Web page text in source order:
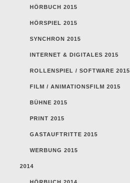
HÖRBUCH 2015
HÖRSPIEL 2015
SYNCHRON 2015
INTERNET & DIGITALES 2015
ROLLENSPIEL / SOFTWARE 2015
FILM / ANIMATIONSFILM 2015
BÜHNE 2015
PRINT 2015
GASTAUFTRITTE 2015
WERBUNG 2015
2014